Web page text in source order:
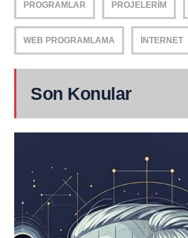
PROGRAMLAR PROJELERIM
WEB PROGRAMLAMA İNTERNET
Son Konular